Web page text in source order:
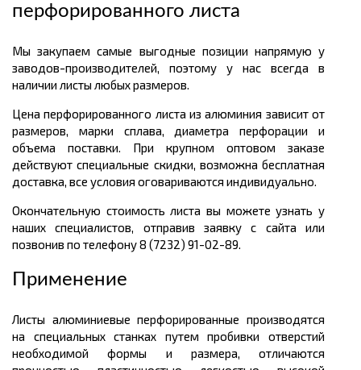
перфорированного листа
Мы закупаем самые выгодные позиции напрямую у
заводов-производителей, поэтому у нас всегда в
наличии листы любых размеров.
Цена перфорированного листа из алюминия зависит от
размеров, марки сплава, диаметра перфорации и
объема поставки. При крупном оптовом заказе
действуют специальные скидки, возможна бесплатная
доставка, все условия оговариваются индивидуально.
Окончательную стоимость листа вы можете узнать у
наших специалистов, отправив заявку с сайта или
позвонив по телефону 8 (7232) 91-02-89.
Применение
Листы алюминиевые перфорированные производятся
на специальных станках путем пробивки отверстий
необходимой формы и размера, отличаются